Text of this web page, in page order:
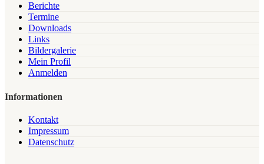
Berichte
Termine
Downloads
Links
Bildergalerie
Mein Profil
Anmelden
Informationen
Kontakt
Impressum
Datenschutz